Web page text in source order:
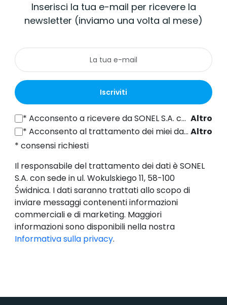
Inserisci la tua e-mail per ricevere la
newsletter (inviamo una volta al mese)
Iscriviti
*Acconsento a ricevere da SONEL S.A. con sede in ul. Wokulskiego 11, 58-100 Świdnica informazioni commerciali per via elettronica (all'indirizzo e-mail fornito) a fini di marketing, ai sensi dell'articolo 398 della legge del 12 luglio 2024 sul diritto delle comunicazioni elettroniche.
Altro
*Acconsento al trattamento dei miei dati personali (indirizzo e-mail) da parte di SONEL S.A. con sede in ul. Wokulskiego 11, 58-100 Świdnica, ai fini dell'invio di newsletter contenenti informazioni commerciali e di marketing, ai sensi dell'art. 6, comma 1, lettera a) del Regolamento generale sulla protezione dei dati (GDPR). Altro
* consensi richiesti
Il responsabile del trattamento dei dati è SONEL
S.A. con sede in ul. Wokulskiego 11, 58-100
Świdnica. I dati saranno trattati allo scopo di
inviare messaggi contenenti informazioni
commerciali e di marketing. Maggiori
informazioni sono disponibili nella nostra
Informativa sulla privacy.